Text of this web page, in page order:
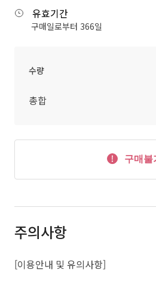
유효기간
구매일로부터 366일
수량
총합
구매불
주의사항
[이용안내 및 유의사항]